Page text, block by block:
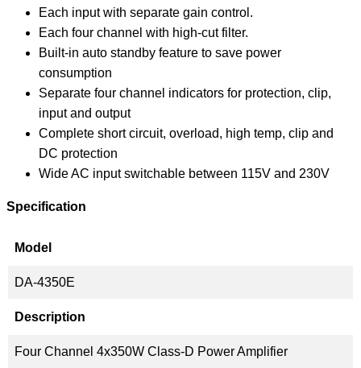
Each input with separate gain control.
Each four channel with high-cut filter.
Built-in auto standby feature to save power
consumption
Separate four channel indicators for protection, clip,
input and output
Complete short circuit, overload, high temp, clip and
DC protection
Wide AC input switchable between 115V and 230V
Specification
Model
DA-4350E
Description
Four Channel 4x350W Class-D Power Amplifier